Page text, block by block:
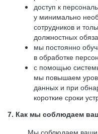
доступ к
у минимально
сотрудников и
должностных
мы постоянно
в обработке
с помощью
мы повышаем
данных и при
короткие сроки
7. Как мы соблюдаем
Мы соблюдаем ваши